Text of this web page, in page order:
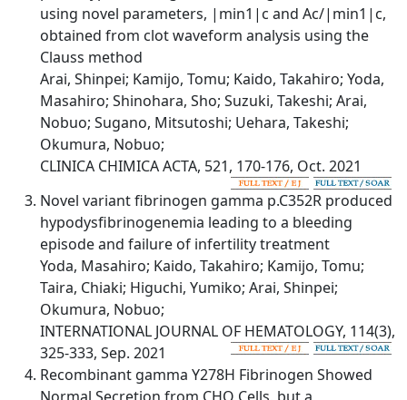
using novel parameters, |min1|c and Ac/|min1|c,
obtained from clot waveform analysis using the
Clauss method
Arai, Shinpei; Kamijo, Tomu; Kaido, Takahiro; Yoda,
Masahiro; Shinohara, Sho; Suzuki, Takeshi; Arai,
Nobuo; Sugano, Mitsutoshi; Uehara, Takeshi;
Okumura, Nobuo;
CLINICA CHIMICA ACTA, 521, 170-176, Oct. 2021
Novel variant fibrinogen gamma p.C352R produced
hypodysfibrinogenemia leading to a bleeding
episode and failure of infertility treatment
Yoda, Masahiro; Kaido, Takahiro; Kamijo, Tomu;
Taira, Chiaki; Higuchi, Yumiko; Arai, Shinpei;
Okumura, Nobuo;
INTERNATIONAL JOURNAL OF HEMATOLOGY, 114(3),
325-333, Sep. 2021
Recombinant gamma Y278H Fibrinogen Showed